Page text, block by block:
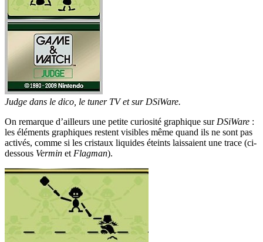
Judge dans le dico, le tuner TV et sur DSiWare.
On remarque d’ailleurs une petite curiosité graphique sur DSiWare :
les éléments graphiques restent visibles même quand ils ne sont pas
activés, comme si les cristaux liquides éteints laissaient une trace (ci-
dessous Vermin et Flagman).